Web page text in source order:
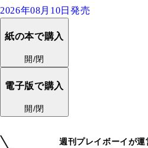
2026年08月10日発売
紙の本で購入
開/閉
電子版で購入
開/閉
週刊プレイボーイが運